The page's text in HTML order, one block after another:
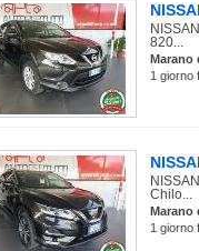
820...
Marano
1 giorno
Chilo...
Marano
1 giorno